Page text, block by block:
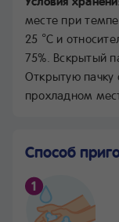
месте при
25 °С и
75%. Вскрытый
Открытую пачку
прохладном
Способ